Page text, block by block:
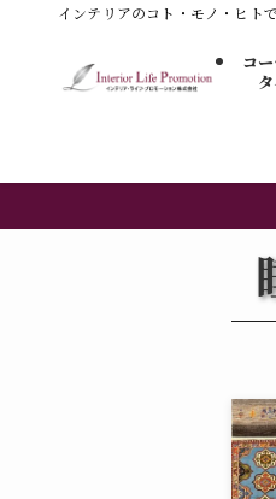
インテリアのコト・モノ・ヒ
コ